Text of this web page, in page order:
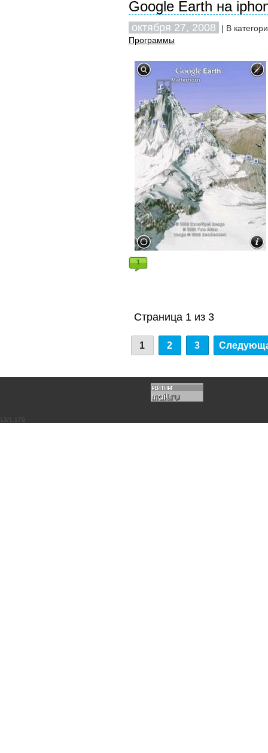
Google Earth на
октября 27, 2008
| В
Программы
1
Страница 1 из 3
1 2 3
13/1.179